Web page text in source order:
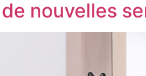
nouvelles